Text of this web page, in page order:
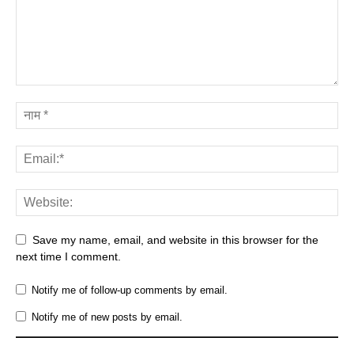
Save my name, email, and website in this browser for the
next time I comment.
Notify me of follow-up comments by email.
Notify me of new posts by email.